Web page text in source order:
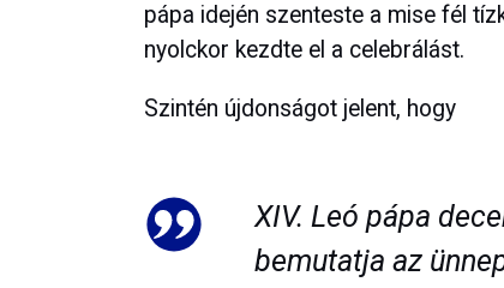
pápa idején szenteste a mise fél
nyolckor kezdte el a celebrálást.
Szintén újdonságot jelent, hogy
XIV. Leó pápa
bemutatja az